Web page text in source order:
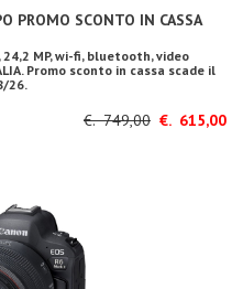
PROMO SCONTO IN CASSA
24,2 MP, wi-fi, bluetooth, video
Promo sconto in cassa scade il
26.
€. 749,00 €. 615,00